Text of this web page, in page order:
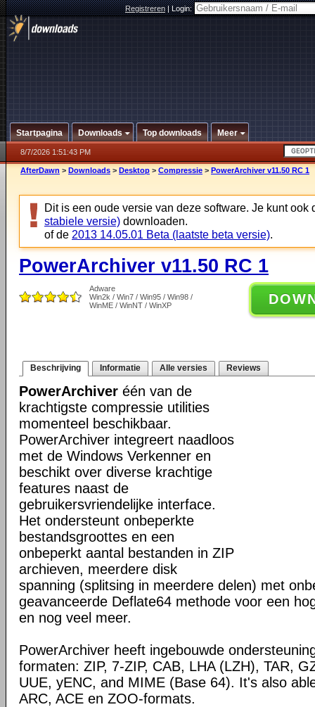
Registreren|Login:
Startpagina Downloads Top downloads Meer
8/7/2026 1:51:43 PM
AfterDawn > Downloads > Desktop > Compressie > PowerArchiver v11.50 RC 1
Dit is een oude versie van deze software. Je kunt ook
stabiele versie) downloaden.
of de 2013 14.05.01 Beta (laatste beta versie).
PowerArchiver v11.50 RC 1
Adware
Win2k / Win7 / Win95 / Win98 /
WinME / WinNT / WinXP
Beschrijving Informatie Alle versies Reviews
PowerArchiver één van de
krachtigste compressie utilities
momenteel beschikbaar.
PowerArchiver integreert naadloos
met de Windows Verkenner en
beschikt over diverse krachtige
features naast de
gebruikersvriendelijke interface.
Het ondersteunt onbeperkte
bestandsgroottes en een
onbeperkt aantal bestanden in ZIP
archieven, meerdere disk
spanning (splitsing in meerdere delen) met
geavanceerde Deflate64 methode voor een
en nog veel meer.
PowerArchiver heeft ingebouwde
formaten: ZIP, 7-ZIP, CAB, LHA (LZH), TAR,
UUE, yENC, and MIME (Base 64). It's also
ARC, ACE en ZOO-formats.